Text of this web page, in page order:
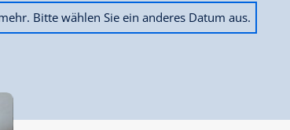
Bitte wählen Sie ein anderes Datum aus.